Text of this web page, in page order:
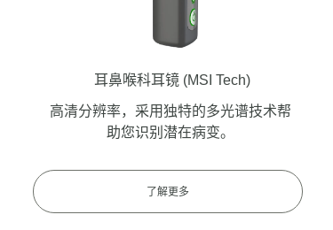
耳鼻喉科耳镜 (MSI Tech)
高清分辨率，采用独特的多光谱技术帮
助您识别潜在病变。
了解更多